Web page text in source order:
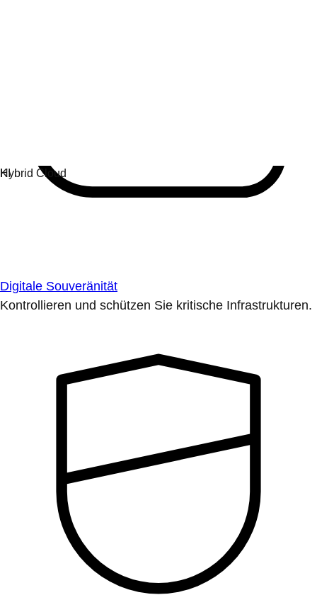
Digitale Souveränität
Kontrollieren und schützen Sie kritische Infrastrukturen.